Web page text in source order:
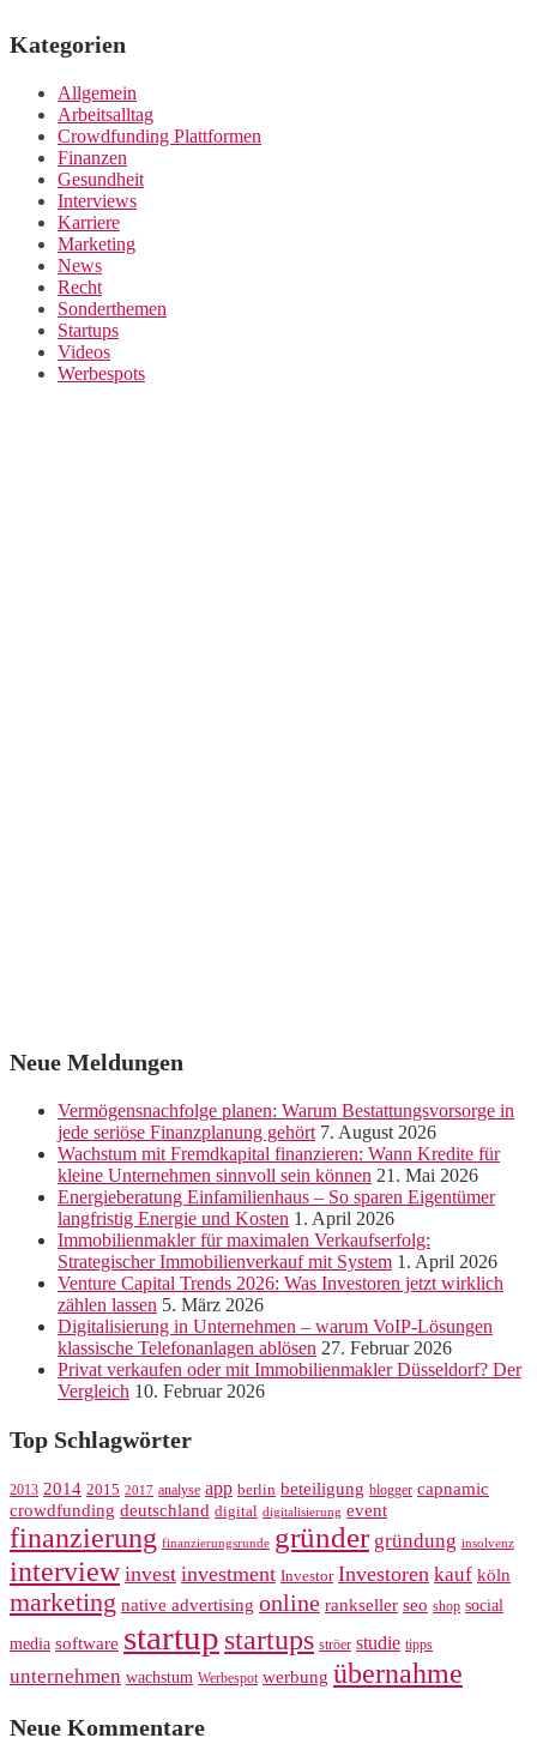
Kategorien
Allgemein
Arbeitsalltag
Crowdfunding Plattformen
Finanzen
Gesundheit
Interviews
Karriere
Marketing
News
Recht
Sonderthemen
Startups
Videos
Werbespots
Neue Meldungen
Vermögensnachfolge planen: Warum Bestattungsvorsorge in
jede seriöse Finanzplanung gehört 7. August 2026
Wachstum mit Fremdkapital finanzieren: Wann Kredite für
kleine Unternehmen sinnvoll sein können 21. Mai 2026
Energieberatung Einfamilienhaus – So sparen Eigentümer
langfristig Energie und Kosten 1. April 2026
Immobilienmakler für maximalen Verkaufserfolg:
Strategischer Immobilienverkauf mit System 1. April 2026
Venture Capital Trends 2026: Was Investoren jetzt wirklich
zählen lassen 5. März 2026
Digitalisierung in Unternehmen – warum VoIP-Lösungen
klassische Telefonanlagen ablösen 27. Februar 2026
Privat verkaufen oder mit Immobilienmakler Düsseldorf? Der
Vergleich 10. Februar 2026
Top Schlagwörter
2013 2014 2015 2017 analyse app berlin beteiligung blogger capnamic
crowdfunding deutschland digital digitalisierung event
finanzierung finanzierungsrunde gründer gründung insolvenz
interview invest investment Investor Investoren kauf köln
marketing native advertising online rankseller seo shop social
media software startup startups ströer studie tipps
unternehmen wachstum Werbespot werbung übernahme
Neue Kommentare